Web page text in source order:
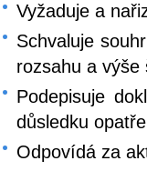
Vyžaduje a
Schvaluje
rozsahu a výše
Podepisuje
důsledku
Odpovídá za